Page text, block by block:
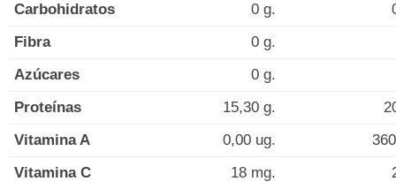
Carbohidratos
0 g.
Fibra
0 g.
Azúcares
0 g.
Proteínas
15,30 g.
Vitamina A
0,00 ug.
Vitamina C
18 mg.